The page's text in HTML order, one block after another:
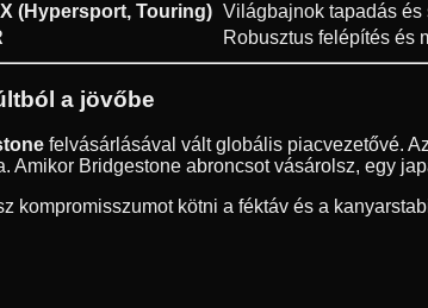
(Hypersport, Touring) Világbajnok tapadás
Robusztus felépítés és
a jövőbe
felvásárlásával vált globális piacvezetővé.
Amikor Bridgestone abroncsot vásárolsz, egy
kompromisszumot kötni a féktáv és a